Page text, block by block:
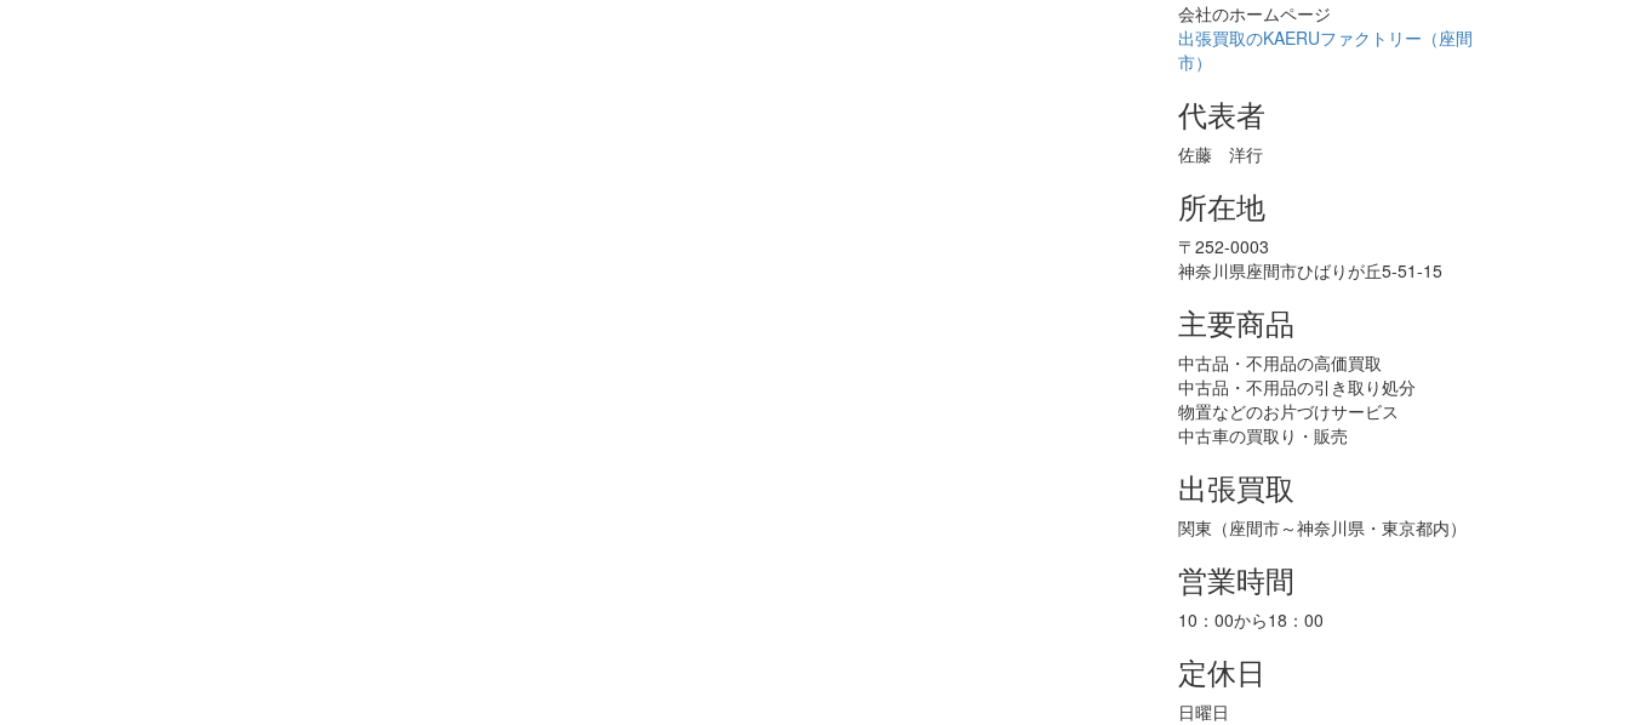
会社のホームページ
出張買取のKAERUファクトリー（座間
市）
代表者
佐藤 洋行
所在地
〒252-0003
神奈川県座間市ひばりが丘5-51-15
主要商品
中古品・不用品の高価買取
中古品・不用品の引き取り処分
物置などのお片づけサービス
中古車の買取り・販売
出張買取
関東（座間市～神奈川県・東京都内）
営業時間
10：00から18：00
定休日
日曜日